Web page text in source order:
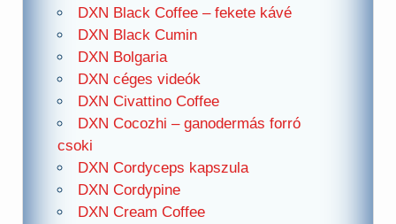
DXN Black Coffee – fekete kávé
DXN Black Cumin
DXN Bolgaria
DXN céges videók
DXN Civattino Coffee
DXN Cocozhi – ganodermás forró
csoki
DXN Cordyceps kapszula
DXN Cordypine
DXN Cream Coffee